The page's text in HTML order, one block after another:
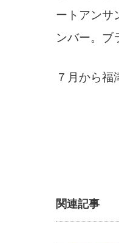
ートアンサ
ンバー。ブ
７月から福
関連記事